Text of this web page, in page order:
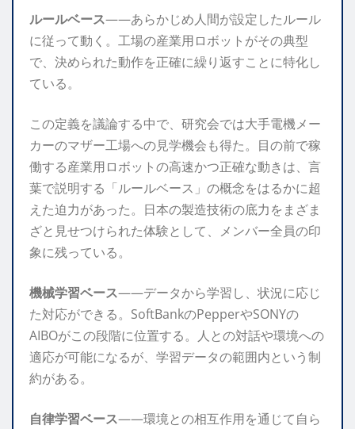
ルールベース——あらかじめ人間が設定したルール
に従って動く。工場の産業用ロボットがその典型
で、決められた動作を正確に繰り返すことに特化し
ている。
この定義を議論する中で、研究会では大手電機メー
カーのマザー工場への見学機会も得た。目の前で稼
働する産業用ロボットの高速かつ正確な動きは、言
葉で説明する「ルールベース」の概念をはるかに超
えた迫力があった。日本の製造技術の底力をまざま
ざと見せつけられた体験として、メンバー全員の印
象に残っている。
機械学習ベース——データから学習し、状況に応じ
た対応ができる。SoftBankのPepperやSONYの
AIBOがこの段階に位置する。人との対話や環境への
適応が可能になるが、学習データの範囲内という制
約がある。
自律学習ベース——環境との相互作用を通じて自ら